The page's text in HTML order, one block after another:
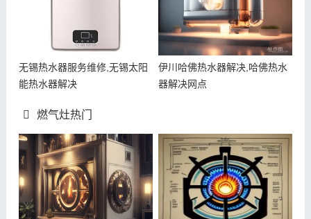
无锡热水器服务维修,无锡太阳
能热水器解决
伊川哈佛热水器解决,哈佛热水
器解决网点
燃气灶热门